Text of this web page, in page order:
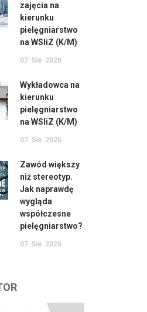
zajęcia na
kierunku
pielęgniarstwo
na WSIiZ (K/M)
07 Sie 2026
Wykładowca na
kierunku
pielęgniarstwo
na WSIiZ (K/M)
07 Sie 2026
Zawód większy
niż stereotyp.
Jak naprawdę
wygląda
współczesne
pielęgniarstwo?
07 Sie 2026